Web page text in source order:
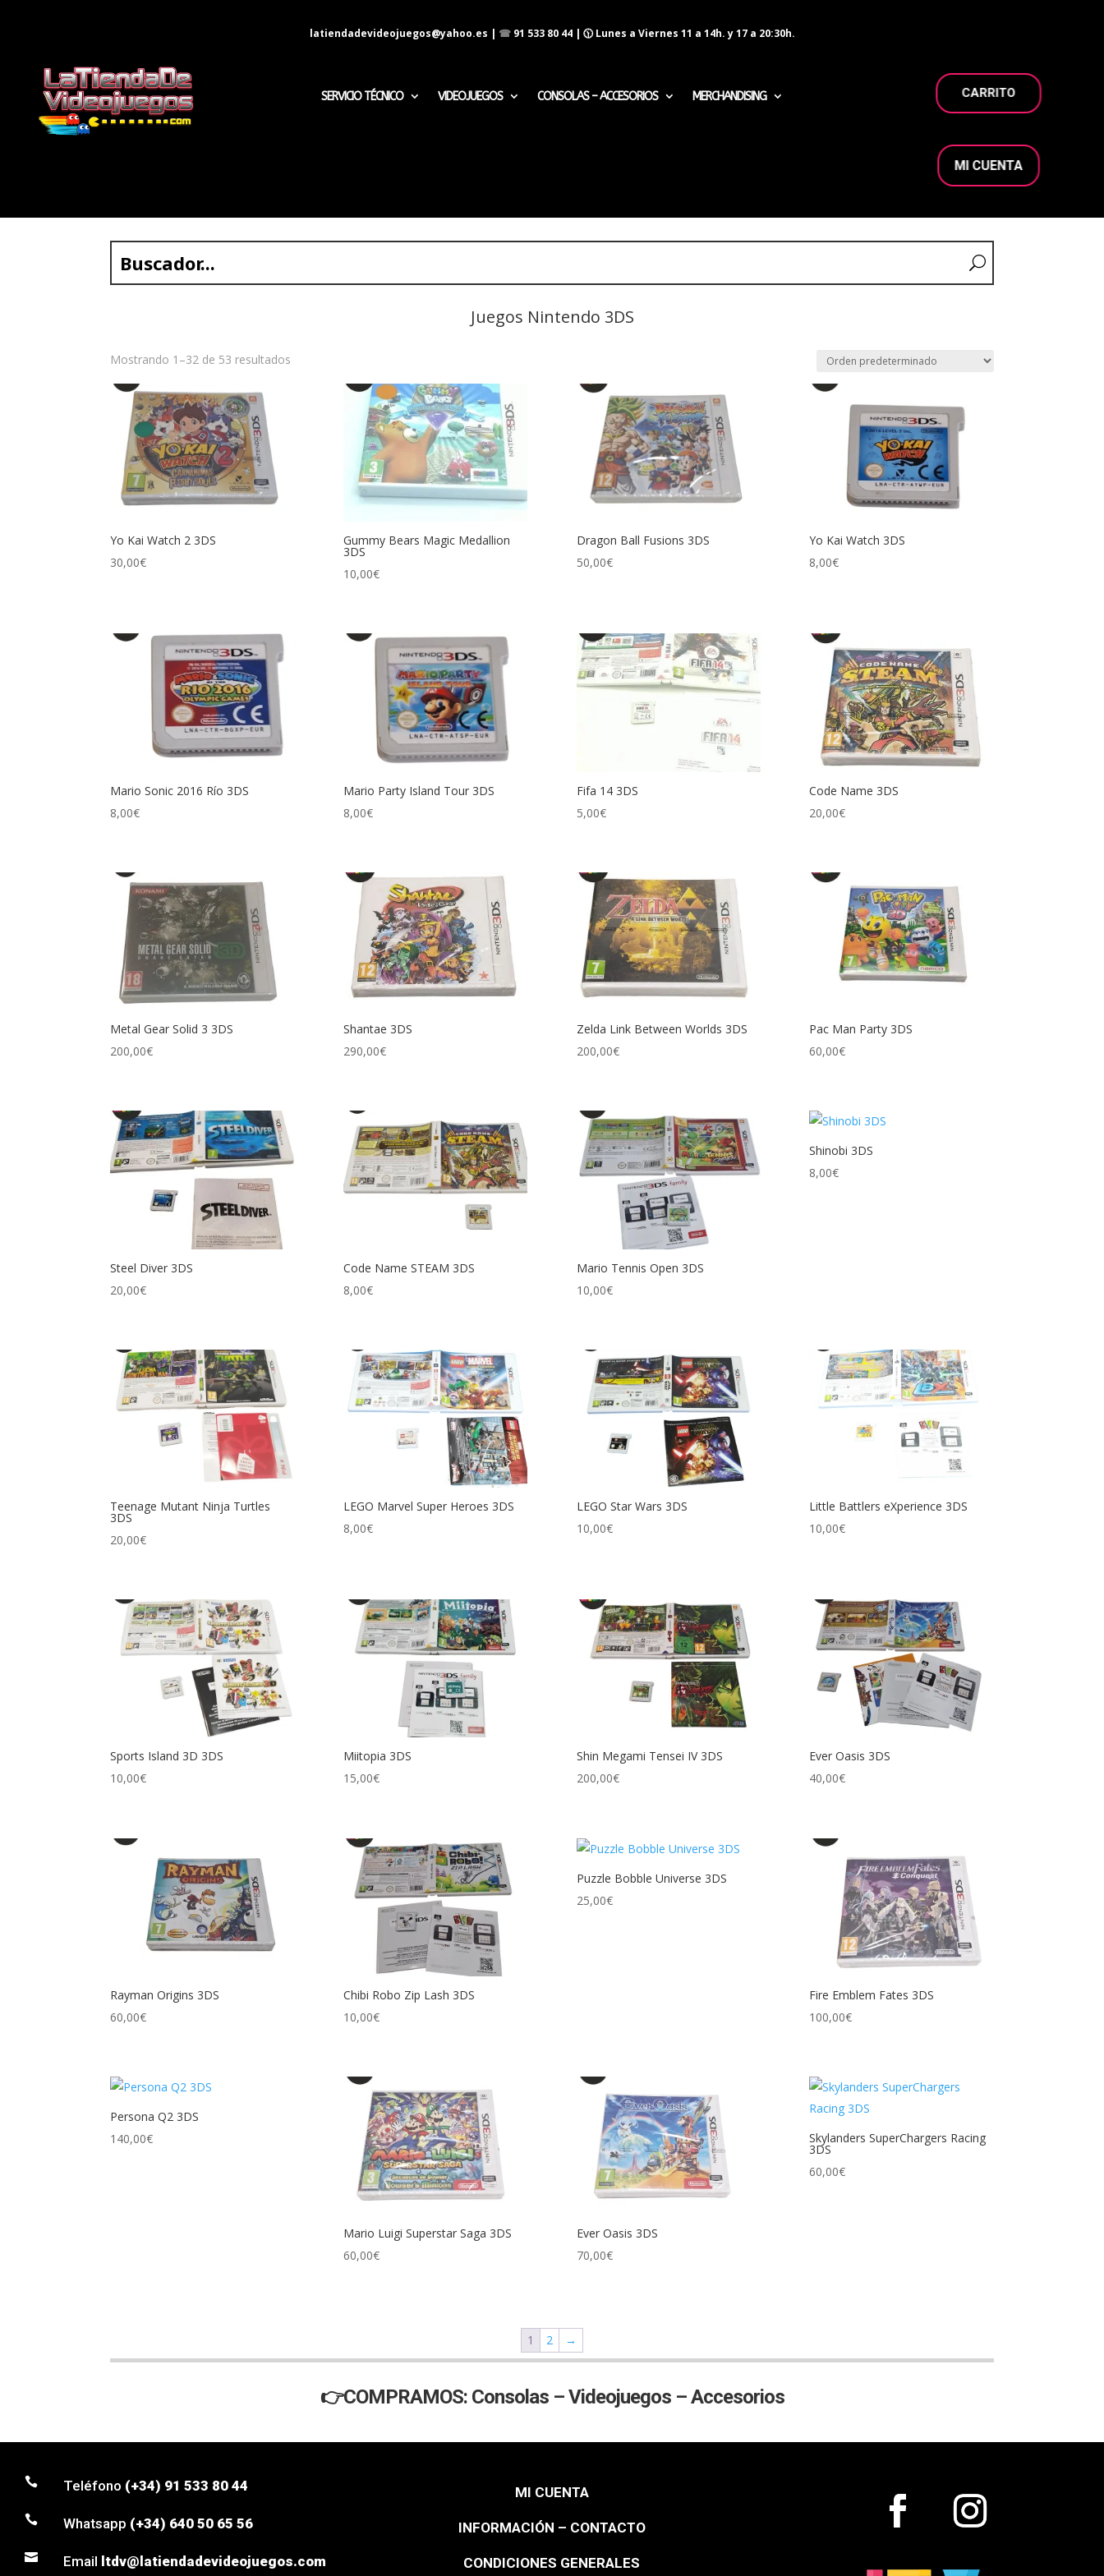
latiendadevideojuegos@yahoo.es | ☎ 91 533 80 44| 🕦 Lunes a Viernes 11 a 14h. y 17 a 20:30h.
SERVICIO TÉCNICO VIDEOJUEGOS CONSOLAS – ACCESORIOS MERCHANDISING CARRITO
MI CUENTA
Juegos Nintendo 3DS
Mostrando 1–32 de 53 resultados
Yo Kai Watch 2 3DS
30,00€
Gummy Bears Magic Medallion
3DS
10,00€
Dragon Ball Fusions 3DS
50,00€
Yo Kai Watch 3DS
8,00€
Mario Sonic 2016 Río 3DS
8,00€
Mario Party Island Tour 3DS
8,00€
Fifa 14 3DS
5,00€
Code Name 3DS
20,00€
Metal Gear Solid 3 3DS
200,00€
Shantae 3DS
290,00€
Zelda Link Between Worlds 3DS
200,00€
Pac Man Party 3DS
60,00€
Steel Diver 3DS
20,00€
Code Name STEAM 3DS
8,00€
Mario Tennis Open 3DS
10,00€
Shinobi 3DS
8,00€
Teenage Mutant Ninja Turtles
3DS
20,00€
LEGO Marvel Super Heroes 3DS
8,00€
LEGO Star Wars 3DS
10,00€
Little Battlers eXperience 3DS
10,00€
Sports Island 3D 3DS
10,00€
Miitopia 3DS
15,00€
Shin Megami Tensei IV 3DS
200,00€
Ever Oasis 3DS
40,00€
Rayman Origins 3DS
60,00€
Chibi Robo Zip Lash 3DS
10,00€
Puzzle Bobble Universe 3DS
25,00€
Fire Emblem Fates 3DS
100,00€
Persona Q2 3DS
140,00€
Mario Luigi Superstar Saga 3DS
60,00€
Ever Oasis 3DS
70,00€
Skylanders SuperChargers Racing
3DS
60,00€
1 2 →
👉COMPRAMOS: Consolas – Videojuegos – Accesorios
 Teléfono (+34) 91 533 80 44
 Whatsapp (+34) 640 50 65 56
 Email ltdv@latiendadevideojuegos.com
MI CUENTA
INFORMACIÓN – CONTACTO
CONDICIONES GENERALES